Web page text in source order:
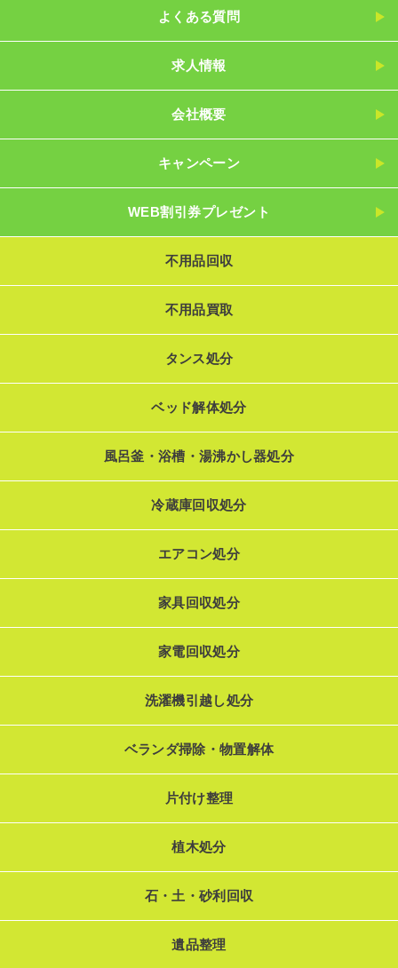
よくある質問
求人情報
会社概要
キャンペーン
WEB割引券プレゼント
不用品回収
不用品買取
タンス処分
ベッド解体処分
風呂釜・浴槽・湯沸かし器処分
冷蔵庫回収処分
エアコン処分
家具回収処分
家電回収処分
洗濯機引越し処分
ベランダ掃除・物置解体
片付け整理
植木処分
石・土・砂利回収
遺品整理